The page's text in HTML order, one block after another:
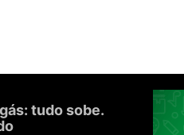
tudo sobe.